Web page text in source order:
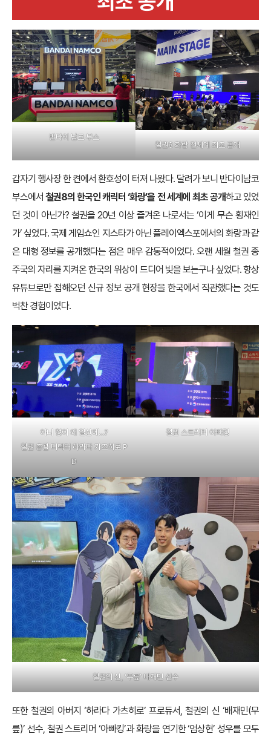
반다이 남코 부스
철권8 화랑 전세계 최초 공개
갑자기 행사장 한 켠에서 환호성이 터져 나왔다. 달려가 보니 반다이남코
부스에서철권8의 한국인 캐릭터 ‘화랑’을 전 세계에 최초 공개하고 있었
던 것이 아닌가? 철권을 20년 이상 즐겨온 나로서는 ‘이게 무슨 횡재인
가’ 싶었다. 국제 게임쇼인 지스타가 아닌 플레이엑스포에서의 화랑과 같
은 대형 정보를 공개했다는 점은 매우 감동적이었다. 오랜 세월 철권 종
주국의 자리를 지켜온 한국의 위상이 드디어 빛을 보는구나 싶었다. 항상
유튜브로만 접해오던 신규 정보 공개 현장을 한국에서 직관했다는 것도
벅찬 경험이었다.
아니 형이 왜 일산에…?
철권 총괄 디렉터 하라다 가즈히로 P
D
철권 스트리머 아빠킹
철권의 신, ‘무릎’ 배재민 선수
또한 철권의 아버지 ‘하라다 가츠히로’ 프로듀서, 철권의 신 ‘배재민(무
릎)’ 선수, 철권 스트리머 ‘아빠킹’과 화랑을 연기한 ‘엄상현’ 성우를 모두